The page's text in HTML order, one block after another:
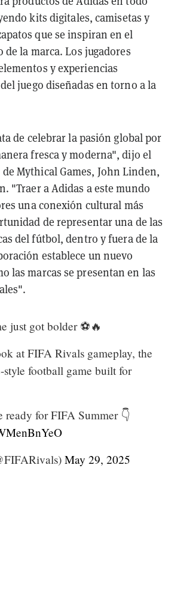
kits digitales, camisetas y
que se inspiran en el
la marca. Los jugadores
y experiencias
juego diseñadas en torno a la
de celebrar la pasión global por
fresca y moderna", dijo el
Mythical Games, John Linden,
"Traer a Adidas a este mundo
una conexión cultural más
de representar una de las
del fútbol, dentro y fuera de la
establece un nuevo
las marcas se presentan en las
just got bolder ⚽️🔥
at FIFA Rivals gameplay, the
style football game built for
ready for FIFA Summer 👇
May 29, 2025